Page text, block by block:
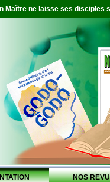
Maître ne laisse ses disciples
NOS